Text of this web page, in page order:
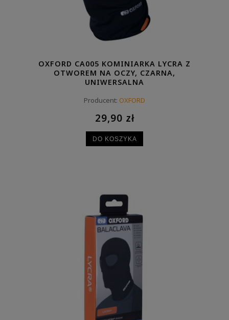
OXFORD CA005 KOMINIARKA LYCRA Z
OTWOREM NA OCZY, CZARNA,
UNIWERSALNA
Producent: OXFORD
29,90 zł
DO KOSZYKA